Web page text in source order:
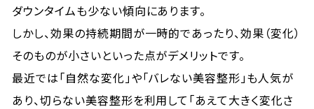
ダウンタイムも少ない傾向にあります。
しかし、効果の持続期間が一時的であったり、効果（変化）
そのものが小さいといった点がデメリットです。
最近では「自然な変化」や「バレない美容整形」も人気が
あり、切らない美容整形を利用して「あえて大きく変化さ